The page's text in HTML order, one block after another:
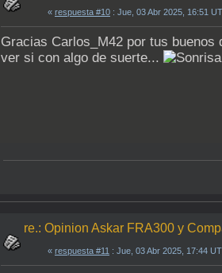
« respuesta #10 : Jue, 03 Abr 2025, 16:51
Gracias Carlos_M42 por tus
ver si con algo de suerte...
re.: Opinion Askar FRA300 y
« respuesta #11 : Jue, 03 Abr 2025, 17:44